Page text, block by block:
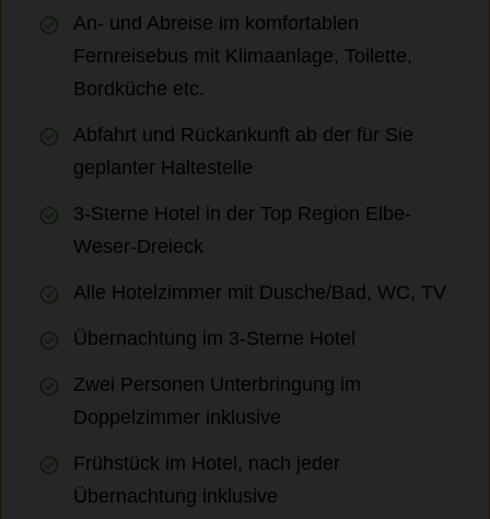
An- und Abreise im komfortablen
Fernreisebus mit Klimaanlage, Toilette,
Bordküche etc.
Abfahrt und Rückankunft ab der für Sie
geplanter Haltestelle
3-Sterne Hotel in der Top Region Elbe-
Weser-Dreieck
Alle Hotelzimmer mit Dusche/Bad, WC, TV
Übernachtung im 3-Sterne Hotel
Zwei Personen Unterbringung im
Doppelzimmer inklusive
Frühstück im Hotel, nach jeder
Übernachtung inklusive